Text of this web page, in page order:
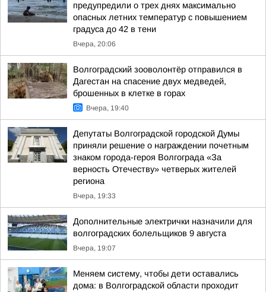
предупредили о трех днях максимально
опасных летних температур с повышением
градуса до 42 в тени
Вчера, 20:06
Волгоградский зооволонтёр отправился в
Дагестан на спасение двух медведей,
брошенных в клетке в горах
Вчера, 19:40
Депутаты Волгоградской городской Думы
приняли решение о награждении почетным
знаком города-героя Волгограда «За
верность Отечеству» четверых жителей
региона
Вчера, 19:33
Дополнительные электрички назначили для
волгоградских болельщиков 9 августа
Вчера, 19:07
Меняем систему, чтобы дети оставались
дома: в Волгоградской области проходит